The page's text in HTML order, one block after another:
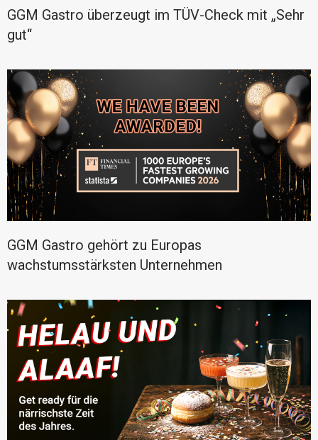
GGM Gastro überzeugt im TÜV-Check mit „Sehr
gut“
GGM Gastro gehört zu Europas
wachstumsstärksten Unternehmen